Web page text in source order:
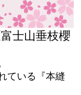
士山垂枝櫻
ている『本縫